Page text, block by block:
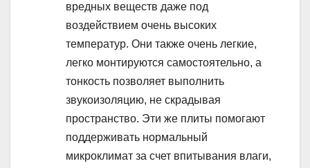
вредных веществ даже под
воздействием очень высоких
температур. Они также очень легкие,
легко монтируются самостоятельно, а
тонкость позволяет выполнить
звукоизоляцию, не скрадывая
пространство. Эти же плиты помогают
поддерживать нормальный
микроклимат за счет впитывания влаги,